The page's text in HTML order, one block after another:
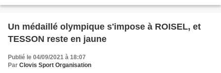
Un médaillé olympique s'impose à ROISEL, et
TESSON reste en jaune
Publié le 04/09/2021 à 18:07
Par Clovis Sport Organisation